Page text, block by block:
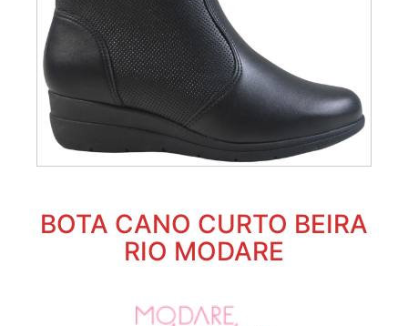
BOTA CANO CURTO BEIRA
RIO MODARE